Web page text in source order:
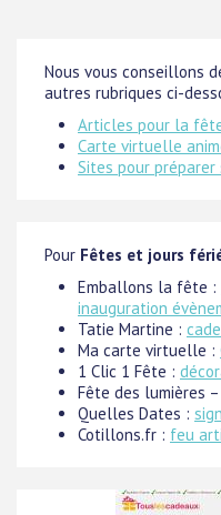
Nous vous conseillons
autres rubriques ci-
Articles pour la
Carte virtuelle
Sites pour préparer
Pour Fêtes et jours
Emballons la fête :
inauguration
Tatie Martine :
Ma carte virtuelle :
1 Clic 1 Fête :
Fête des lumières –
Quelles Dates :
Cotillons.fr : feu